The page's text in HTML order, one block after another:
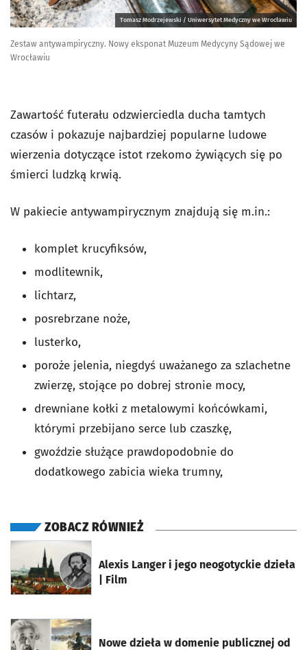
Tomasz Modrzejewski / Uniwersytet Medyczny we Wrocławiu
Zestaw antywampiryczny. Nowy eksponat Muzeum Medycyny Sądowej we
Wrocławiu
Zawartość futerału odzwierciedla ducha tamtych
czasów i pokazuje najbardziej popularne ludowe
wierzenia dotyczące istot rzekomo żywiących się po
śmierci ludzką krwią.
W pakiecie antywampirycznym znajdują się m.in.:
komplet krucyfiksów,
modlitewnik,
lichtarz,
posrebrzane noże,
lusterko,
poroże jelenia, niegdyś uważanego za szlachetne
zwierzę, stojące po dobrej stronie mocy,
drewniane kołki z metalowymi końcówkami,
którymi przebijano serce lub czaszkę,
gwoździe służące prawdopodobnie do
dodatkowego zabicia wieka trumny,
ZOBACZ RÓWNIEŻ
Alexis Langer i jego neogotyckie dzieła
| Film
otworzy się w nowej karcie
Nowe dzieła w domenie publicznej od
otworzy się w nowej karcie